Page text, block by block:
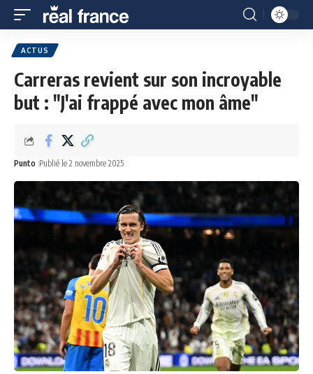
ACTUS
Carreras revient sur son incroyable
but : "J'ai frappé avec mon âme"
Punto Publié le 2 novembre 2025